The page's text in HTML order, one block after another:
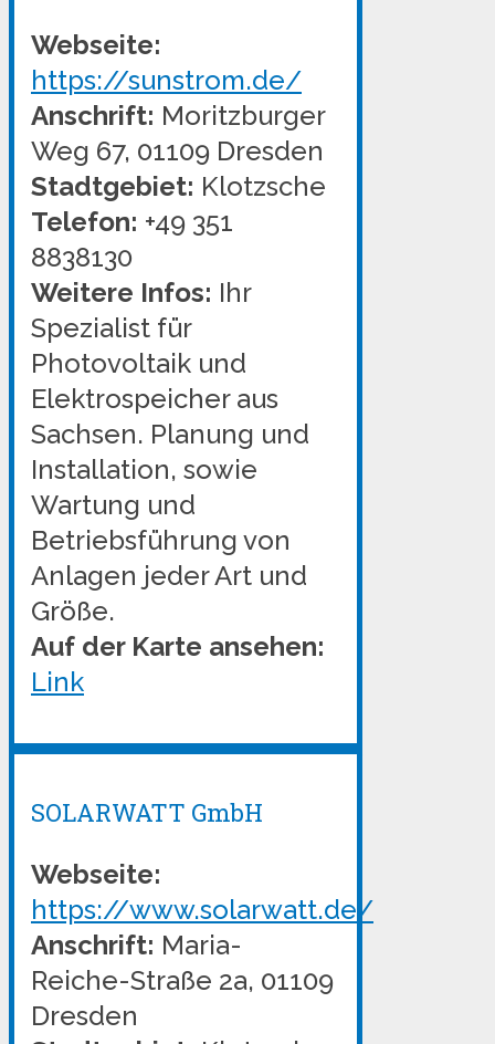
Webseite:
https://sunstrom.de/
Anschrift: Moritzburger
Weg 67, 01109 Dresden
Stadtgebiet: Klotzsche
Telefon: +49 351
8838130
Weitere Infos: Ihr
Spezialist für
Photovoltaik und
Elektrospeicher aus
Sachsen. Planung und
Installation, sowie
Wartung und
Betriebsführung von
Anlagen jeder Art und
Größe.
Auf der Karte ansehen:
Link
SOLARWATT GmbH
Webseite:
https://www.solarwatt.de/
Anschrift: Maria-
Reiche-Straße 2a, 01109
Dresden